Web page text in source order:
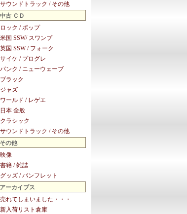
サウンドトラック / その他
中古 ＣＤ
ロック / ポップ
米国 SSW/ スワンプ
英国 SSW / フォーク
サイケ / プログレ
パンク / ニューウェーブ
ブラック
ジャズ
ワールド / レゲエ
日本 全般
クラシック
サウンドトラック / その他
その他
映像
書籍 / 雑誌
グッズ / パンフレット
アーカイブス
売れてしまいました・・・
新入荷リスト倉庫